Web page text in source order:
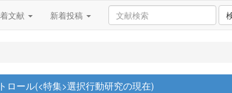
文献 新着投稿
ロール(<特集>選択行動研究の現在)